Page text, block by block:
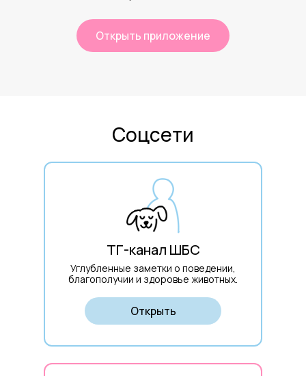
Открыть приложение
Соцсети
Открыть
Углубленные заметки о поведении,
благополучии и здоровье животных.
ТГ-канал ШБС